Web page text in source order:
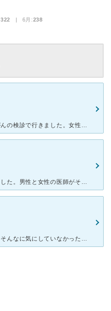
322 | 6月:238
妊娠しているかの確認と子宮頸がんの検診で行きました。女性の先生と男性の先生の2名体制で行っており、受付で希望すると女性の先生の診察になります。 受付の方や看護師、先生ともにテキパキしています。 午
妊娠して妊婦検診で通院していました。男性と女性の医師がそれぞれ一名ずつ。婦人科系の通院をされている方の多くは女医さんを指名するため、男の先生でも平気な方は待ち時間も少なくてすみます。予約制ではないので
昔から生理不順によくなっていてそんなに気にしていなかったのですが、将来的に妊娠を考えるなら漢方を飲んだりして早めに治すように言われてからここに通うようになりました。先生は年配の女の先生と息子さんで男の